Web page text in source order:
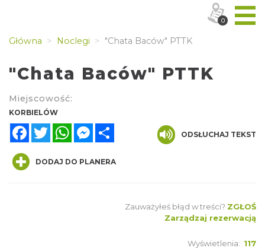
Główna Noclegi "Chata Baców" PTTK
"Chata Baców" PTTK
Miejscowość:
KORBIELÓW
FacebookTwitterWhatsAppMessenger
ODSŁUCHAJ TEKST
DODAJ DO PLANERA
Zauważyłeś błąd w treści? ZGŁOŚ
Zarządzaj rezerwacją
Wyświetlenia: 117
0